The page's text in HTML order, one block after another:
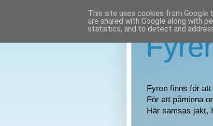
Fyren finns för
För att påminna
Här samsas jakt,
This site uses cookies from Google
are shared with Google along with
statistics, and to detect and